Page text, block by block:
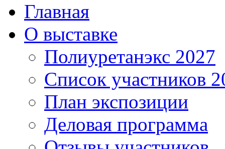
Главная
О выставке
Полиуретанэкс 2027
Список участников
План экспозиции
Деловая программа